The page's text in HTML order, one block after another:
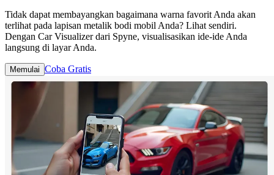
Tidak dapat membayangkan bagaimana warna favorit Anda akan
terlihat pada lapisan metalik bodi mobil Anda? Lihat sendiri.
Dengan Car Visualizer dari Spyne, visualisasikan ide-ide Anda
langsung di layar Anda.
Memulai Coba Gratis